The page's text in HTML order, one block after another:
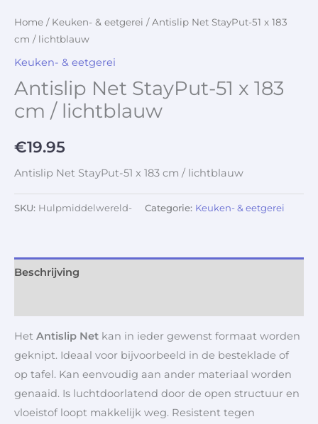
Home / Keuken- & eetgerei / Antislip Net StayPut-51 x 183
cm / lichtblauw
Keuken- & eetgerei
Antislip Net StayPut-51 x 183
cm / lichtblauw
€19.95
Antislip Net StayPut-51 x 183 cm / lichtblauw
SKU: Hulpmiddelwereld- Categorie: Keuken- & eetgerei
Beschrijving
Het Antislip Net kan in ieder gewenst formaat worden
geknipt. Ideaal voor bijvoorbeeld in de besteklade of
op tafel. Kan eenvoudig aan ander materiaal worden
genaaid. Is luchtdoorlatend door de open structuur en
vloeistof loopt makkelijk weg. Resistent tegen